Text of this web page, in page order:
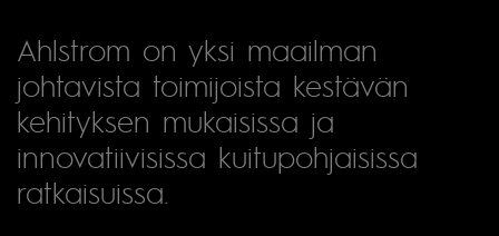
Ahlstrom on yksi maailman
johtavista toimijoista kestävän
kehityksen mukaisissa ja
innovatiivisissa kuitupohjaisissa
ratkaisuissa.